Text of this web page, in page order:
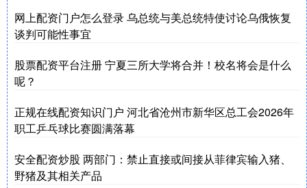
网上配资门户怎么登录 乌总统与美总统特使讨论乌俄恢复
谈判可能性事宜
股票配资平台注册 宁夏三所大学将合并！校名将会是什么
呢？
正规在线配资知识门户 河北省沧州市新华区总工会2026年
职工乒乓球比赛圆满落幕
安全配资炒股 两部门：禁止直接或间接从菲律宾输入猪、
野猪及其相关产品